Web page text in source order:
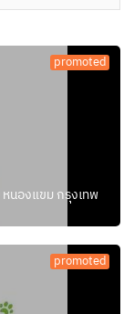
promoted
นองแขม กรุงเทพ
promoted